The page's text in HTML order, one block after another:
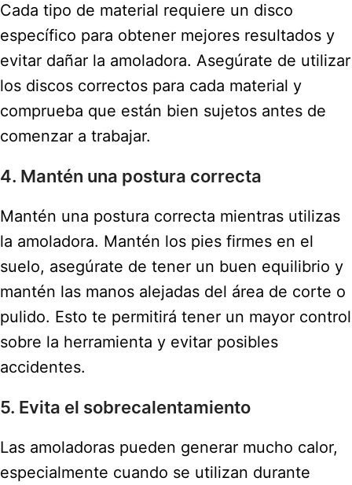
Cada tipo de material requiere un disco
específico para obtener mejores resultados y
evitar dañar la amoladora. Asegúrate de utilizar
los discos correctos para cada material y
comprueba que están bien sujetos antes de
comenzar a trabajar.
4. Mantén una postura correcta
Mantén una postura correcta mientras utilizas
la amoladora. Mantén los pies firmes en el
suelo, asegúrate de tener un buen equilibrio y
mantén las manos alejadas del área de corte o
pulido. Esto te permitirá tener un mayor control
sobre la herramienta y evitar posibles
accidentes.
5. Evita el sobrecalentamiento
Las amoladoras pueden generar mucho calor,
especialmente cuando se utilizan durante